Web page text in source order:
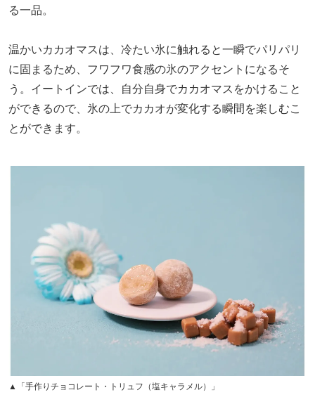
る一品。
温かいカカオマスは、冷たい氷に触れると一瞬でパリパリ
に固まるため、フワフワ食感の氷のアクセントになるそ
う。イートインでは、自分自身でカカオマスをかけること
ができるので、氷の上でカカオが変化する瞬間を楽しむこ
とができます。
▲「手作りチョコレート・トリュフ（塩キャラメル）」